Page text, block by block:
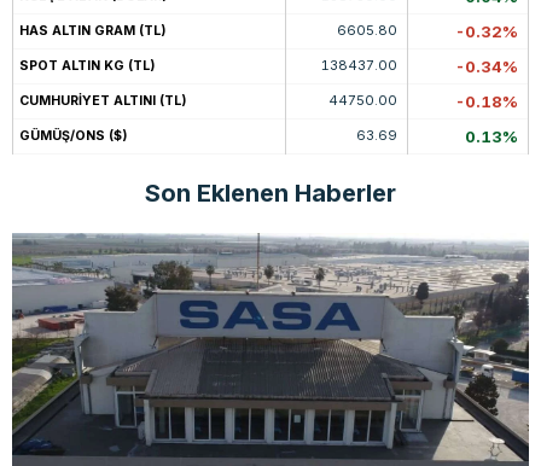
HAS ALTIN GRAM (TL) 6605.80 -0.32%
SPOT ALTIN KG (TL) 138437.00 -0.34%
CUMHURİYET ALTINI (TL) 44750.00 -0.18%
GÜMÜŞ/ONS ($) 63.69 0.13%
Son Eklenen Haberler